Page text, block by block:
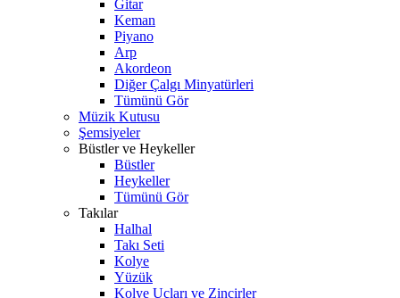
Gitar
Keman
Piyano
Arp
Akordeon
Diğer Çalgı Minyatürleri
Tümünü Gör
Müzik Kutusu
Şemsiyeler
Büstler ve Heykeller
Büstler
Heykeller
Tümünü Gör
Takılar
Halhal
Takı Seti
Kolye
Yüzük
Kolye Uçları ve Zincirler